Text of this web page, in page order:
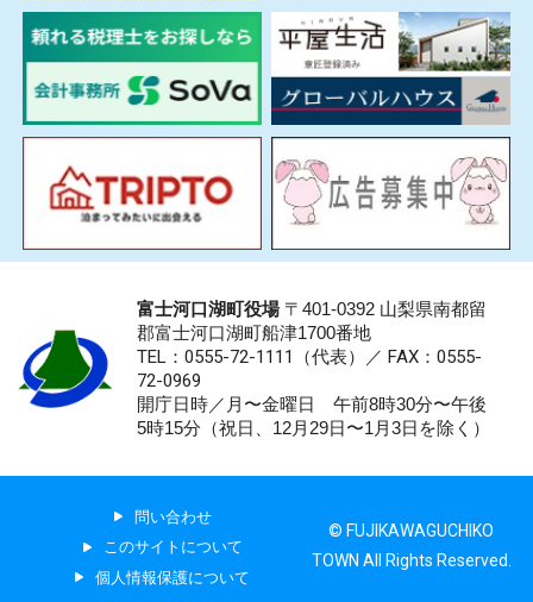
富士河口湖町役場〒401-0392 山梨県南都留
郡富士河口湖町船津1700番地
TEL：0555-72-1111 （代表）／ FAX：0555-
72-0969
開庁日時／月〜金曜日 午前8時30分〜午後
5時15分（祝日、12月29日〜1月3日を除く）
問い合わせ
このサイトについて
個人情報保護について
© FUJIKAWAGUCHIKO
TOWN All Rights Reserved.